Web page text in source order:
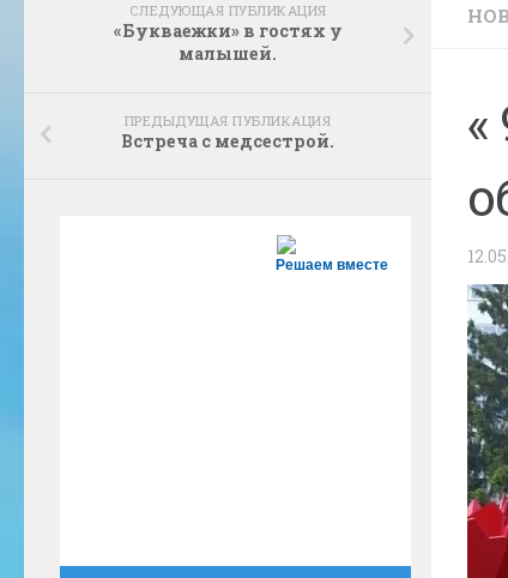
СЛЕДУЮЩАЯ ПУБЛИКАЦИЯ
«Букваежки» в гостях у
малышей.
ПРЕДЫДУЩАЯ ПУБЛИКАЦИЯ
Встреча с медсестрой.
Решаем вместе